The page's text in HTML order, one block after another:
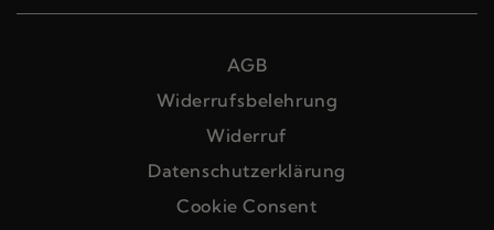
AGB
Widerrufsbelehrung
Widerruf
Datenschutzerklärung
Cookie Consent